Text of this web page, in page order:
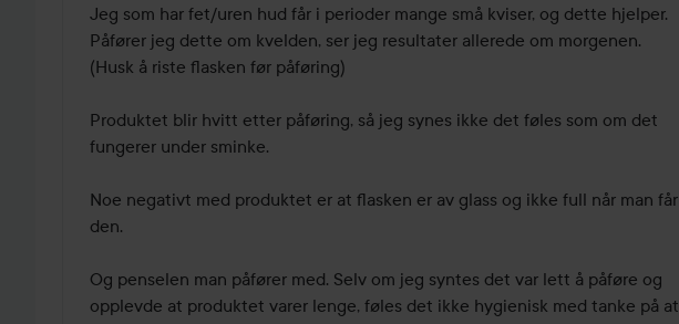
Jeg som har fet/uren hud får i perioder mange små kviser, og dette hjelper.
Påfører jeg dette om kvelden, ser jeg resultater allerede om morgenen.
(Husk å riste flasken før påføring)
Produktet blir hvitt etter påføring, så jeg synes ikke det føles som om det
fungerer under sminke.
Noe negativt med produktet er at flasken er av glass og ikke full når man får
den.
Og penselen man påfører med. Selv om jeg syntes det var lett å påføre og
opplevde at produktet varer lenge, føles det ikke hygienisk med tanke på at